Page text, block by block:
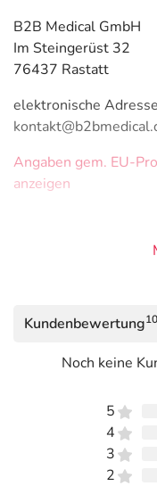
B2B Medical GmbH
Im Steingerüst 32
76437 Rastatt
elektronische
Angaben gem. EU-
anzeigen
Kundenbewertung10
Noch keine
5
4
3
2